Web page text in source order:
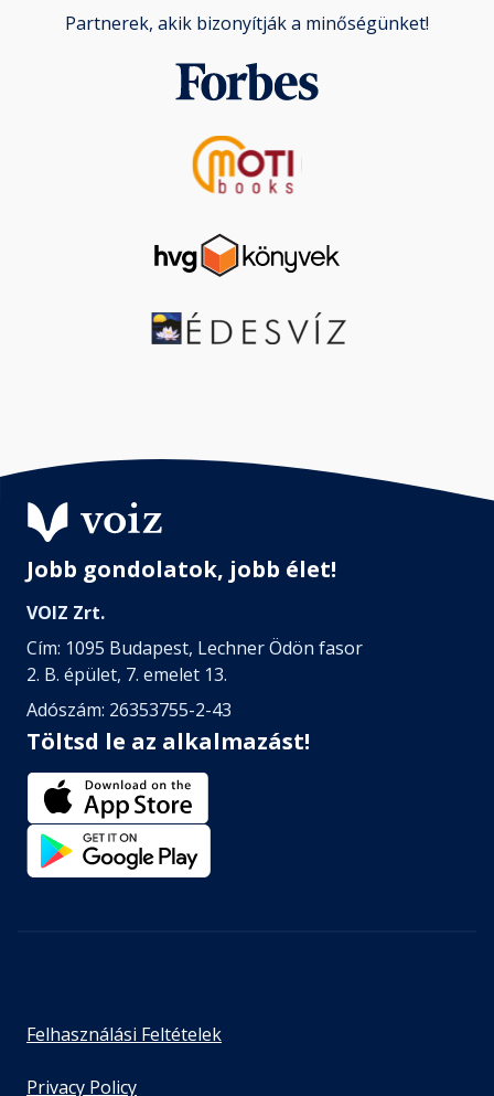
Partnerek, akik bizonyítják a minőségünket!
Jobb gondolatok, jobb élet!
VOIZ Zrt.
Cím: 1095 Budapest, Lechner Ödön fasor
2. B. épület, 7. emelet 13.
Adószám: 26353755-2-43
Töltsd le az alkalmazást!
Felhasználási Feltételek
Privacy Policy